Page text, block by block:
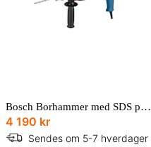
Bosch Borhammer med SDS plus GBH 2-28 F Professional i L-BOXX
4 190 kr
Sendes om 5-7 hverdager